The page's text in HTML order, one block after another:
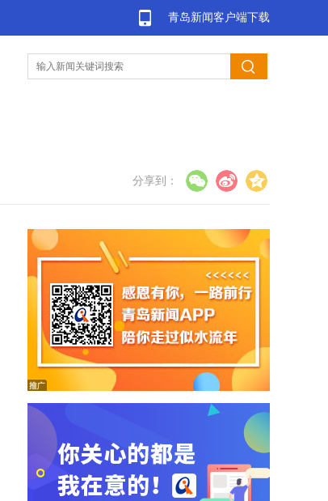
青岛新闻客户端下载
分享到：